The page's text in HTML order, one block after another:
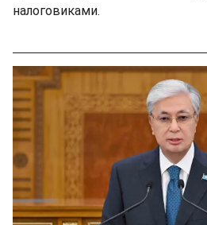
налоговиками.